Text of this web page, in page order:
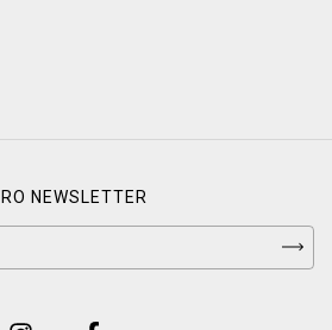
NEWSLETTER